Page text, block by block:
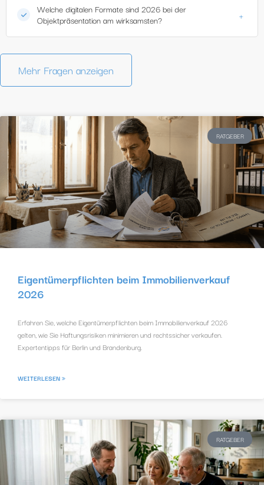
Welche digitalen Formate sind 2026 bei der
Objektpräsentation am wirksamsten?
+
Mehr Fragen anzeigen
RATGEBER
Eigentümerpflichten beim Immobilienverkauf
2026
Erfahren Sie, welche Eigentümerpflichten beim Immobilienverkauf 2026
gelten, wie Sie Haftungsrisiken minimieren und rechtssicher verkaufen.
Expertentipps für Berlin und Brandenburg.
WEITERLESEN »
RATGEBER